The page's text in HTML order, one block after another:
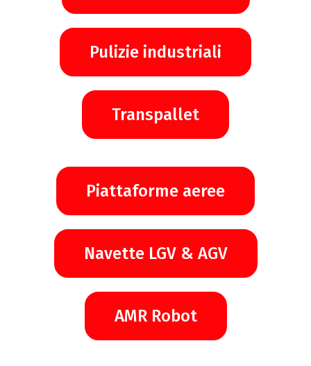
Pulizie industriali
Transpallet
Piattaforme aeree
Navette LGV & AGV
AMR Robot